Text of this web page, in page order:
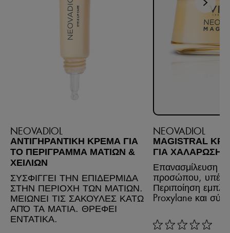
NEOVADIOL
ΑΝΤΙΓΗΡΑΝΤΙΚΉ ΚΡΈΜΑ ΓΙΑ
ΤΟ ΠΕΡΊΓΡΑΜΜΑ ΜΑΤΙΏΝ &
ΧΕΙΛΙΏΝ
ΣΥΣΦΙΓΓΕΙ ΤΗΝ ΕΠΙΔΕΡΜΙΔΑ
ΣΤΗΝ ΠΕΡΙΟΧΗ ΤΩΝ ΜΑΤΙΩΝ.
ΜΕΙΩΝΕΙ ΤΙΣ ΣΑΚΟΥΛΕΣ ΚΑΤΩ
ΑΠΌ ΤΑ ΜΑΤΙΑ. ΘΡΕΦΕΙ
ΕΝΤΑΤΙΚΑ.
NEOVADIOL
MAGISTRAL
ΓΙΑ ΧΑΛΆΡΩΣΗ
Επανασμίλευση
προσώπου,
Περιποίηση
Proxylane και
rating: 0 out of 5